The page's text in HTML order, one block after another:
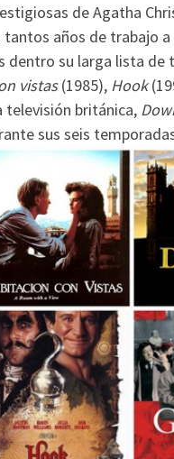
de Agatha
años de trabajo
dentro su larga lista de
vistas(1985), Hook
televisión británica,
sus seis